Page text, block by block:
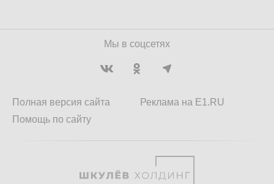
Мы в соцсетях
Полная версия сайта
Помощь по сайту
Реклама на E1.RU